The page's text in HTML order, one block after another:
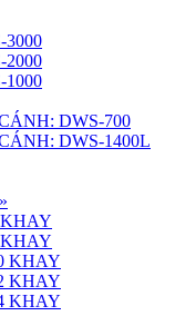
DWS-700
DWS-1400L
»
KHAY
KHAY
KHAY